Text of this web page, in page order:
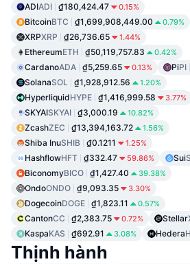
ADIADI ₫180,424.47 0.15%
BitcoinBTC ₫1,699,908,449.00 0.79%
XRPXRP ₫26,736.65 1.44%
EthereumETH ₫50,119,757.83 0.42%
CardanoADA ₫5,259.65 0.13% PiPI
SolanaSOL ₫1,928,912.56 1.20%
HyperliquidHYPE ₫1,416,999.58 3.77%
SKYAISKYAI ₫3,000.19 10.82%
ZcashZEC ₫13,394,163.72 1.56%
Shiba InuSHIB ₫0.1211 1.25%
HashflowHFT ₫332.47 59.86% Sui
BiconomyBICO ₫1,427.40 39.38%
OndoONDO ₫9,093.35 3.30%
DogecoinDOGE ₫1,823.11 0.57%
CantonCC ₫2,383.75 0.72% Stellar
KaspaKAS ₫692.91 3.08% Hedera
Thịnh hành